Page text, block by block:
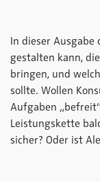
In dieser
gestalten kann,
bringen, und
sollte. Wollen
Aufgaben
Leistungskette
sicher? Oder ist